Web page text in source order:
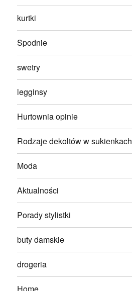
kurtki
Spodnie
swetry
legginsy
Hurtownia opinie
Rodzaje dekoltów w sukienkach
Moda
Aktualności
Porady stylistki
buty damskie
drogeria